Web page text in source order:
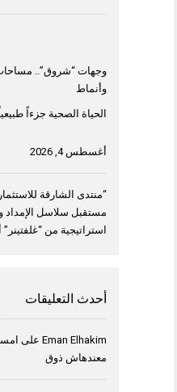
وجهات “شروق”..
وأنماط
الحياة الصحية جزءاً
أغسطس 4, 2026
مستقبل سلاسل الإمداد
استراتيجية من “غلفتينر”
أحدث التعليقات
Eman Elhakim على
معندهاش ذوق